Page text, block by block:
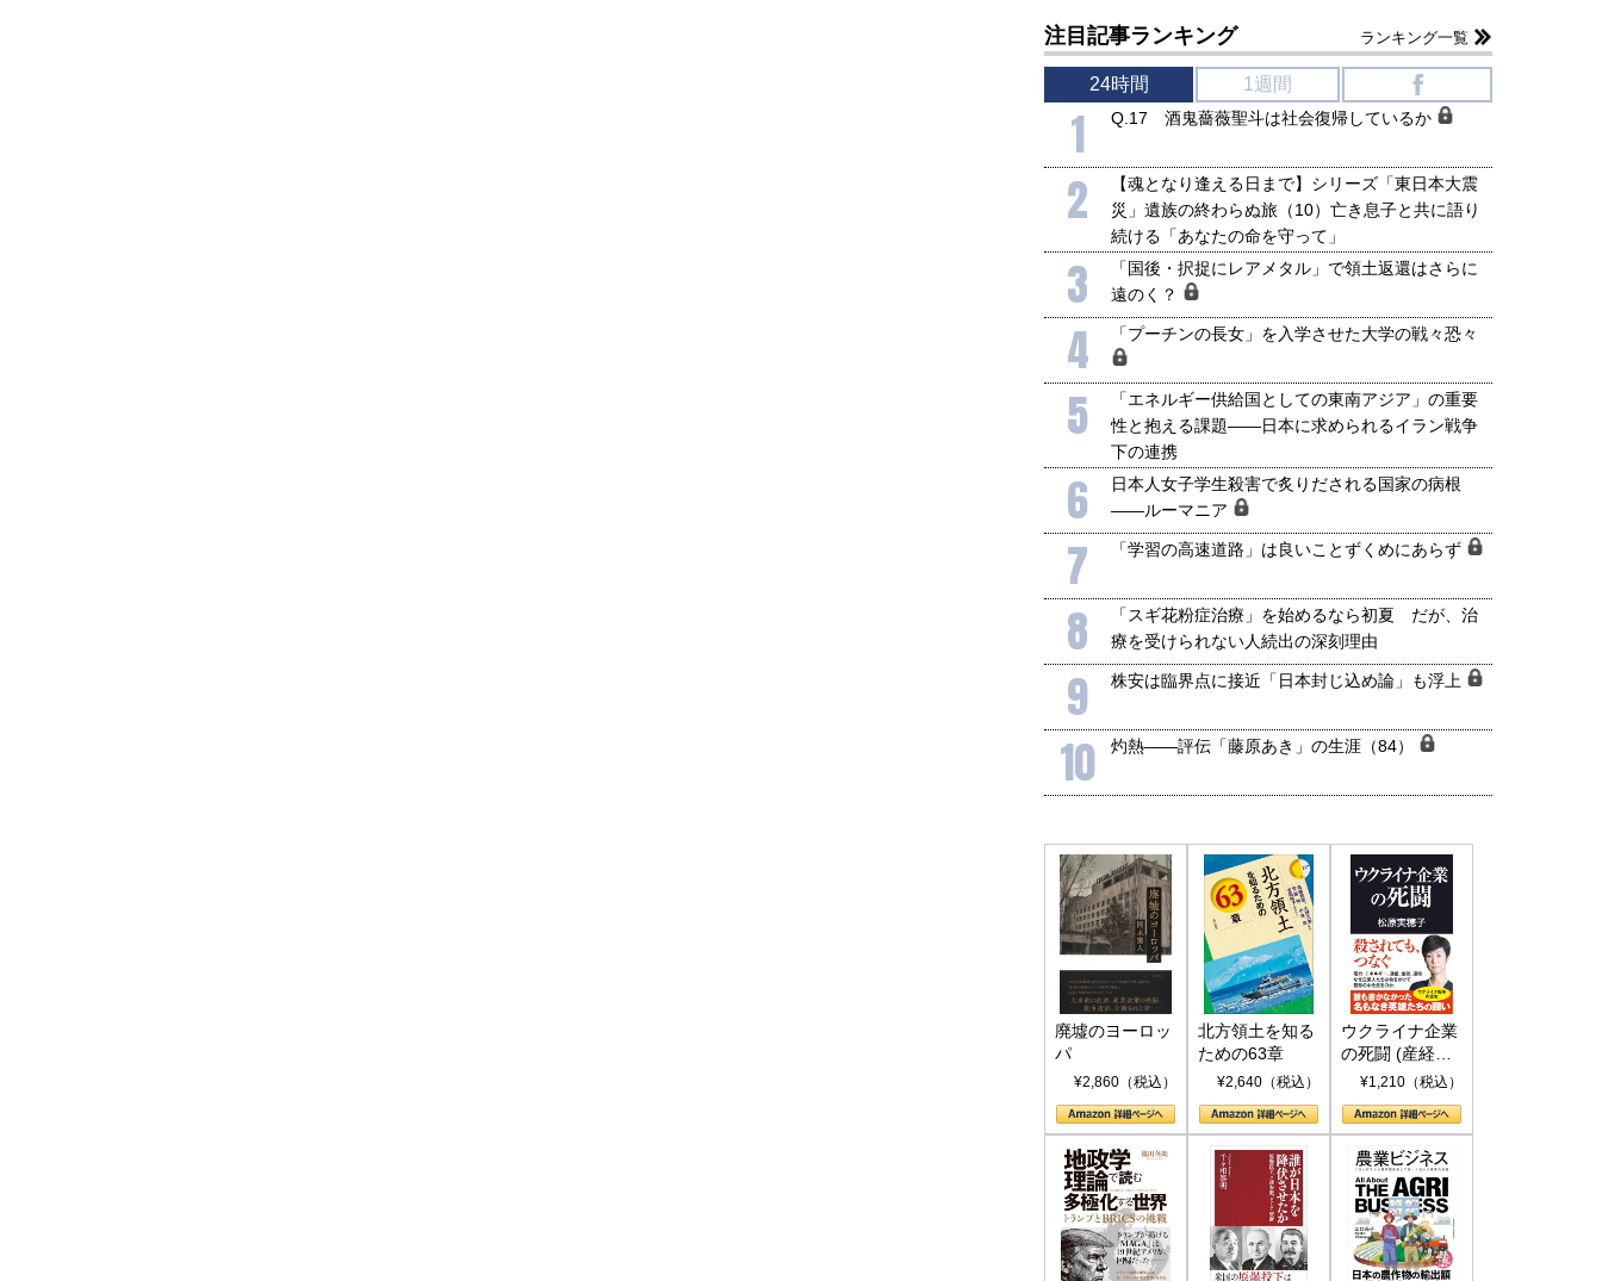
注目記事ランキング ランキング一覧
24時間 1週間
1 Q.17 酒鬼薔薇聖斗は社会復帰しているか
2
【魂となり逢える日まで】シリーズ「東日本大震
災」遺族の終わらぬ旅（10）亡き息子と共に語り
続ける「あなたの命を守って」
3
「国後・択捉にレアメタル」で領土返還はさらに
遠のく？
4 「プーチンの長女」を入学させた大学の戦々恐々
5
「エネルギー供給国としての東南アジア」の重要
性と抱える課題――日本に求められるイラン戦争
下の連携
6
日本人女子学生殺害で炙りだされる国家の病根
――ルーマニア
7 「学習の高速道路」は良いことずくめにあらず
8
「スギ花粉症治療」を始めるなら初夏 だが、治
療を受けられない人続出の深刻理由
9 株安は臨界点に接近「日本封じ込め論」も浮上
10 灼熱――評伝「藤原あき」の生涯（84）
廃墟のヨーロッ
パ
¥2,860（税込）
北方領土を知る
ための63章
¥2,640（税込）
ウクライナ企業
の死闘 (産経セ
レクト S 039)
¥1,210（税込）